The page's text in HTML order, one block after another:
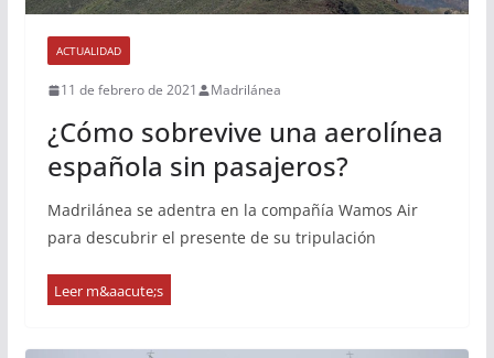
ACTUALIDAD
11 de febrero de 2021 Madrilánea
¿Cómo sobrevive una aerolínea
española sin pasajeros?
Madrilánea se adentra en la compañía Wamos Air
para descubrir el presente de su tripulación